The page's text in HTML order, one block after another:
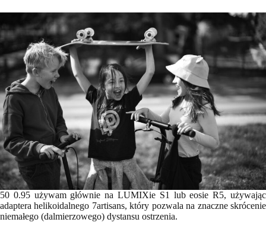
50 0.95 używam głównie na LUMIXie S1 lub eosie R5, używając
adaptera helikoidalnego 7artisans, który pozwala na znaczne skrócenie
niemałego (dalmierzowego) dystansu ostrzenia.